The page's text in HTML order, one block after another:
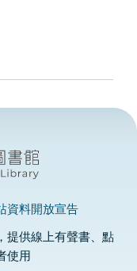
資料開放宣告
提供線上有聲書、點
使用